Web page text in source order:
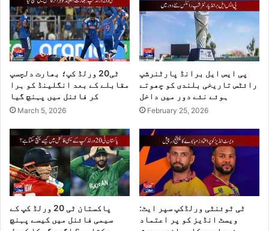
ٹی20 ورلڈ کپ؛ بھارت دلچسپ
مقابلے کے بعد انگلینڈ کو ہرا
کر فائنل میں پہنچ گیا
March 5, 2026
پی ایس ایل برانڈ پارٹنرشپ
رائٹس تاریخی بلندی کو چھوتے
ہوئے نئے دور میں داخل
February 25, 2026
پاکستان ٹی 20 ورلڈ کپ کے
سیمی فائنل میں کیسے پہنچ
ٹی ٹوئنٹی ورلڈکپ سپر ایٹ:
ویسٹ انڈیز کو پر اعتماد